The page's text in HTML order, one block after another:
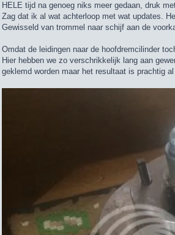
HELE tijd na genoeg niks meer gedaan, druk
Zag dat ik al wat achterloop met wat updates.
Gewisseld van trommel naar schijf aan de
Omdat de leidingen naar de hoofdremcilinder
Hier hebben we zo verschrikkelijk lang aan
geklemd worden maar het resultaat is prachtig